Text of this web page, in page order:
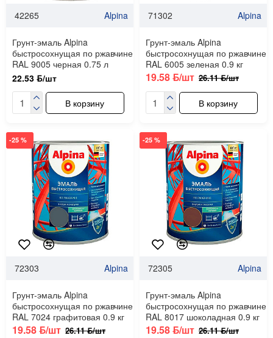
42265 Alpina
Грунт-эмаль Alpina
быстросохнущая по ржавчине
RAL 9005 черная 0.75 л
22.53 ƃ/шт
В корзину
71302 Alpina
Грунт-эмаль Alpina
быстросохнущая по ржавчине
RAL 6005 зеленая 0.9 кг
19.58 ƃ/шт 26.11 ƃ/шт
В корзину
-25 %
72303 Alpina
Грунт-эмаль Alpina
быстросохнущая по ржавчине
RAL 7024 графитовая 0.9 кг
19.58 ƃ/шт 26.11 ƃ/шт
-25 %
72305 Alpina
Грунт-эмаль Alpina
быстросохнущая по ржавчине
RAL 8017 шоколадная 0.9 кг
19.58 ƃ/шт 26.11 ƃ/шт